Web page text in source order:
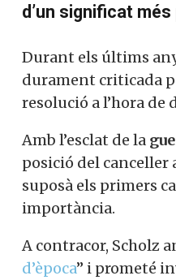
d’un significat
Durant els últims
durament criticada
resolució a l’hora de
Amb l’esclat de la
posició del canceller
suposà els primers
importància.
A contracor, Scholz
d’època” i prometé